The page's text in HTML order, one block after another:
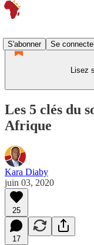
S'abonner
Se
Lisez
Les 5 clés du
Afrique
Kara Diaby
juin 03, 2020
25
17